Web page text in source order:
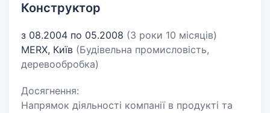
Конструктор
з 08.2004 по 05.2008 (3 роки 10 місяців)
MERX, Київ (Будівельна промисловість,
деревообробка)
Досягнення:
Напрямок діяльності компанії в продукті та